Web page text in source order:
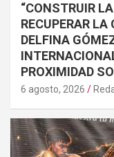
“CONSTRUIR
RECUPERAR
DELFINA
PROXIMIDAD
6 agosto, 2026